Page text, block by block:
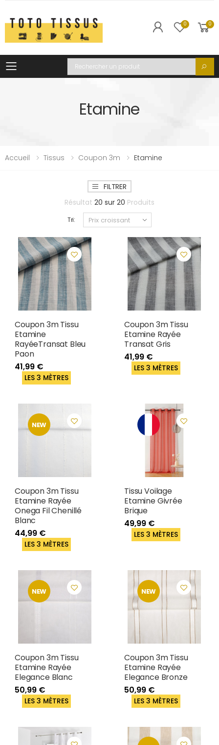
0 0
Toggle mobile menu
Recherche
Etamine
Accueil Tissus Coupon 3m Etamine
FILTRER
Résultat 20 sur 20 Produits
Tri:
Coupon 3m Tissu
Etamine
RayéeTransat Bleu
Paon
41,99 €
LES 3 MÈTRES
Coupon 3m Tissu
Etamine Rayée
Transat Gris
41,99 €
LES 3 MÈTRES
NEW
Coupon 3m Tissu
Etamine Rayée
Onega Fil Chenillé
Blanc
44,99 €
LES 3 MÈTRES
Tissu Voilage
Etamine Givrée
Brique
49,99 €
LES 3 MÈTRES
NEW
Coupon 3m Tissu
Etamine Rayée
Elegance Blanc
50,99 €
LES 3 MÈTRES
NEW
Coupon 3m Tissu
Etamine Rayée
Elegance Bronze
50,99 €
LES 3 MÈTRES